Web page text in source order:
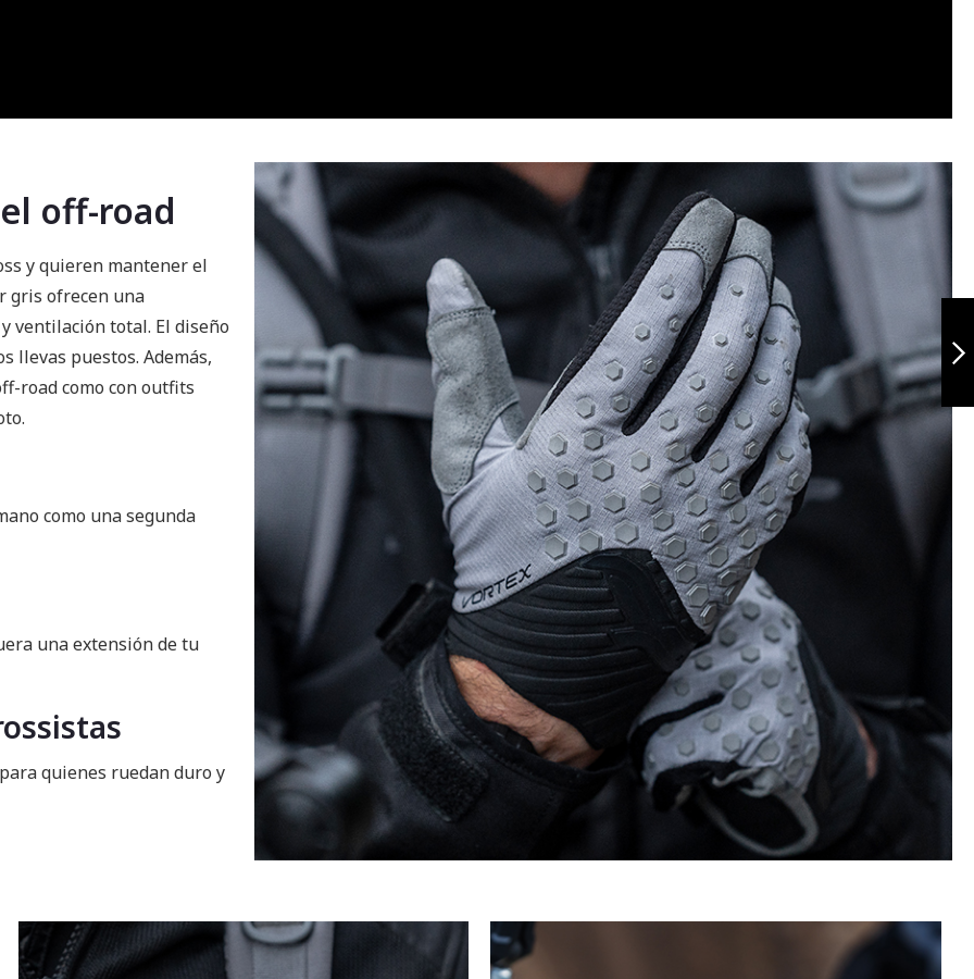
Guante Vortex
Verde
Siguiente
off-road
y quieren mantener el
gris ofrecen una
ventilación total. El diseño
llevas puestos. Además,
road como con outfits
como una segunda
una extensión de tu
quienes ruedan duro y